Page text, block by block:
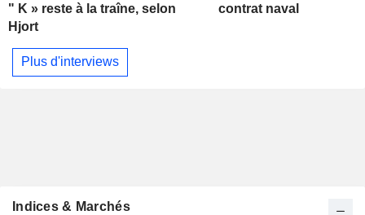
" K » reste à la traîne, selon
Hjort
contrat naval
Plus d'interviews
Indices & Marchés